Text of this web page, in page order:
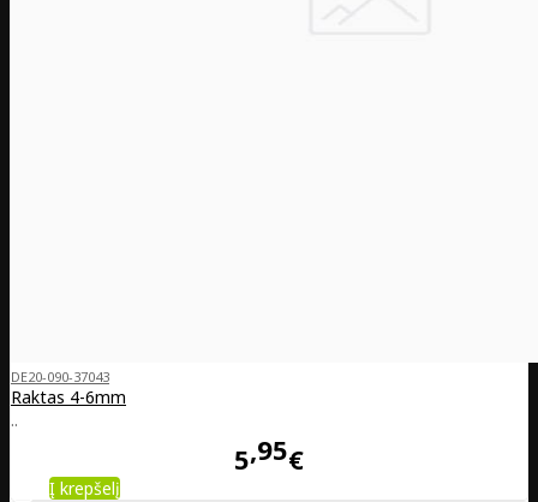
DE20-090-37043
Raktas 4-6mm
..
5 95€
Į krepšelį